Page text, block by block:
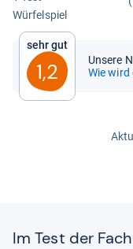
Wür­fel­spiel
Sehr gut
1,2
Unsere
Wie wird
Im Test der